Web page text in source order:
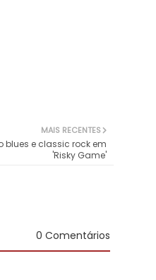
MAIS RECENTES
blues e classic rock em
'Risky Game'
0 Comentários